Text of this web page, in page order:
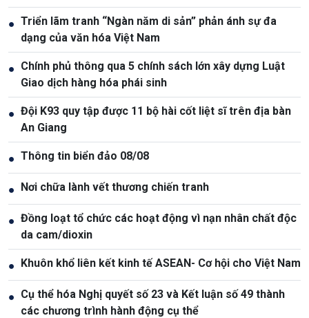
● Triển lãm tranh “Ngàn năm di sản” phản ánh sự đa
dạng của văn hóa Việt Nam
● Chính phủ thông qua 5 chính sách lớn xây dựng Luật
Giao dịch hàng hóa phái sinh
● Đội K93 quy tập được 11 bộ hài cốt liệt sĩ trên địa bàn
An Giang
● Thông tin biển đảo 08/08
● Nơi chữa lành vết thương chiến tranh
● Đồng loạt tổ chức các hoạt động vì nạn nhân chất độc
da cam/dioxin
● Khuôn khổ liên kết kinh tế ASEAN- Cơ hội cho Việt Nam
● Cụ thể hóa Nghị quyết số 23 và Kết luận số 49 thành
các chương trình hành động cụ thể